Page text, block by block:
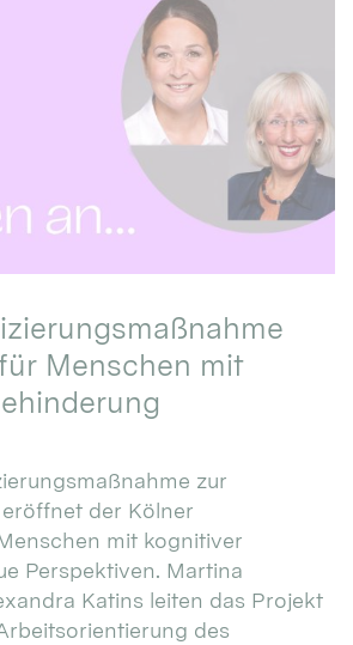
Menschen mit
zur
der Kölner
mit kognitiver
Perspektiven. Martina
Katins leiten das Projekt
des